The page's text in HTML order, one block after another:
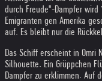
durch Freude"-Dampfer
Emigranten gen Amerika
auf. Es bleibt nur die
Das Schiff erscheint in
Silhouette. Ein Grüpp­chen
Dampfer zu erklimmen. Auf